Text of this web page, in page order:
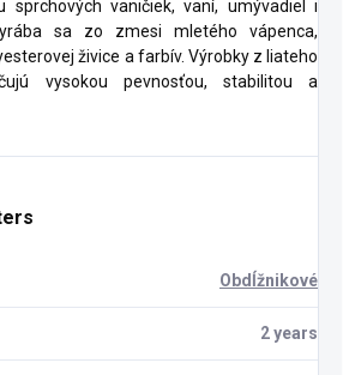
sprchových vaničiek, vaní, umývadiel i
sa zo zmesi mletého vápenca,
živice a farbív. Výrobky z liateho
vysokou pevnosťou, stabilitou a
Obdĺžnikové
2 years